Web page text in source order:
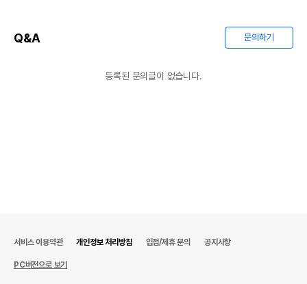
Q&A 문의하기
등록된 문의글이 없습니다.
서비스 이용약관 개인정보 처리방침 입점/제휴 문의 공지사항
PC버전으로 보기